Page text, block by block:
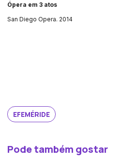
Ópera em 3 atos
San Diego Opera. 2014
EFEMÉRIDE
Pode também gostar